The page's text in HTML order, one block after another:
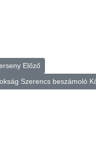
Előző
Szerencs beszámoló